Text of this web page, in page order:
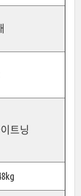
트닝